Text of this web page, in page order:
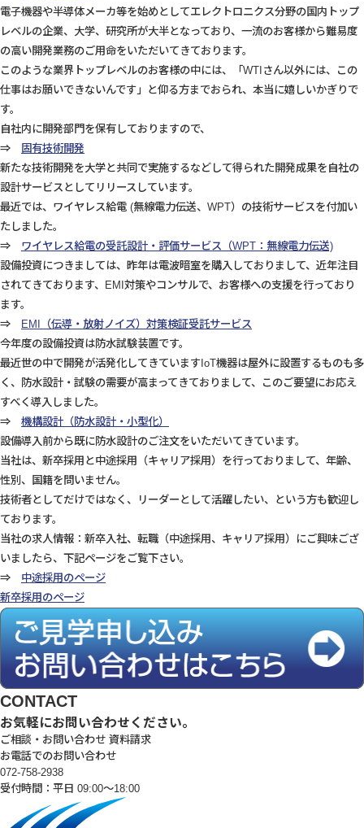
電子機器や半導体メーカ等を始めとしてエレクトロニクス分野の国内トップ
レベルの企業、大学、研究所が大半となっており、一流のお客様から難易度
の高い開発業務のご用命をいただいてきております。
このような業界トップレベルのお客様の中には、「WTIさん以外には、この
仕事はお願いできないんです」と仰る方までおられ、本当に嬉しいかぎりで
す。
自社内に開発部門を保有しておりますので、
⇒
固有技術開発
新たな技術開発を大学と共同で実施するなどして得られた開発成果を自社の
設計サービスとしてリリースしています。
最近では、ワイヤレス給電 (無線電力伝送、WPT）の技術サービスを付加い
たしました。
⇒ ワイヤレス給電の受託設計・評価サービス（WPT：無線電力伝送)
設備投資につきましては、昨年は電波暗室を購入しておりまして、近年注目
されてきております、EMI対策やコンサルで、お客様への支援を行っており
ます。
⇒
EMI（伝導・放射ノイズ）対策検証受託サービス
今年度の設備投資は防水試験装置です。
最近世の中で開発が活発化してきていますIoT機器は屋外に設置するものも多
く、防水設計・試験の需要が高まってきておりまして、このご要望にお応え
すべく導入しました。
⇒ 機構設計（防水設計・小型化）
設備導入前から既に防水設計のご注文をいただいてきています。
当社は、新卒採用と中途採用（キャリア採用）を行っておりまして、年齢、
性別、国籍を問いません。
技術者としてだけではなく、リーダーとして活躍したい、という方も歓迎し
ております。
当社の求人情報：新卒入社、転職（中途採用、キャリア採用）にご興味ござ
いましたら、下記ページをご覧下さい。
⇒ 中途採用のページ
新卒採用のページ
CONTACT
お気軽にお問い合わせください。
ご相談・お問い合わせ 資料請求
お電話でのお問い合わせ
072-758-2938
受付時間：平日 09:00～18:00